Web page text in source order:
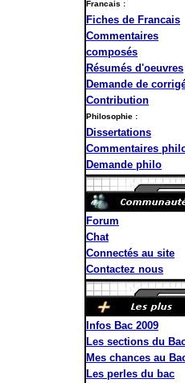
Francais :
Fiches de Francais
Commentaires
composés
Résumés d'oeuvres
Demande de
Contribution
Philosophie :
Dissertations
Commentaires
Demande philo
Forum
Chat
Connectés au site
Contactez nous
Infos Bac 2009
Les sections du
Mes chances au
Les perles du bac